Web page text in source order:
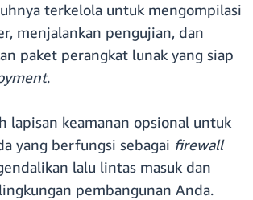
terkelola untuk mengompilasi
menjalankan pengujian, dan
paket perangkat lunak yang siap
.
lapisan keamanan opsional untuk
yang berfungsi sebagai firewall
lalu lintas masuk dan
pembangunan Anda.